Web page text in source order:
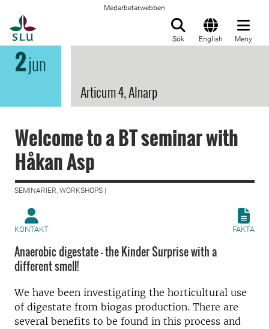
Medarbetarwebben
Sök English Meny
2jun
Articum 4, Alnarp
Welcome to a BT seminar with
Håkan Asp
SEMINARIER, WORKSHOPS |
KONTAKT FAKTA
Anaerobic digestate – the Kinder Surprise with a
different smell!
We have been investigating the horticultural use
of digestate from biogas production. There are
several benefits to be found in this process and